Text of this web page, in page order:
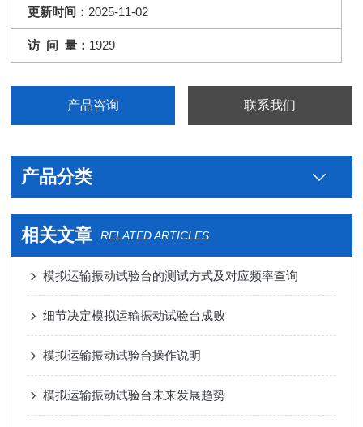
更新时间： 2025-11-02
访 问 量： 1929
产品咨询 联系我们
产品分类
相关文章 RELATED ARTICLES
模拟运输振动试验台的测试方式及对应频率查询
细节决定模拟运输振动试验台成败
模拟运输振动试验台操作说明
模拟运输振动试验台未来发展趋势